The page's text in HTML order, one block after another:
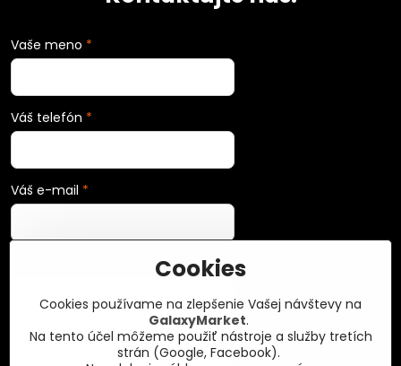
Vaše meno *
Váš telefón *
Váš e-mail *
Cookies
Cookies používame na zlepšenie Vašej návštevy na
GalaxyMarket.
Na tento účel môžeme použiť nástroje a služby tretích
strán (Google, Facebook).